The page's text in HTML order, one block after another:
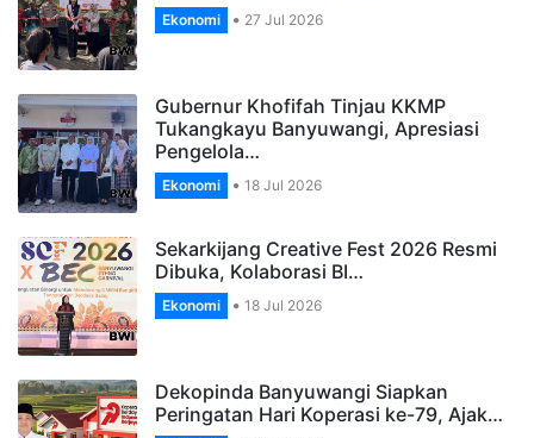
Ekonomi 27 Jul 2026
Gubernur Khofifah Tinjau KKMP
Tukangkayu Banyuwangi, Apresiasi
Pengelola…
Ekonomi 18 Jul 2026
Sekarkijang Creative Fest 2026 Resmi
Dibuka, Kolaborasi BI…
Ekonomi 18 Jul 2026
Dekopinda Banyuwangi Siapkan
Peringatan Hari Koperasi ke-79, Ajak…